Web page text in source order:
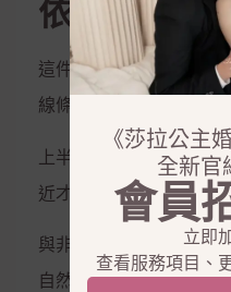
依然可以很
這件婚紗真正的性感並
線條。
上半身沿著胸線、腰線
近才逐漸向外展開，形成
與非常誇張的魚尾婚紗
自然，因此看起來不會
《莎拉公主
全新官
會員
立即
查看服務項目、